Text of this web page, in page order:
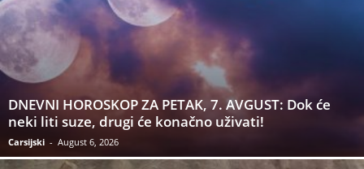
DNEVNI HOROSKOP ZA PETAK, 7. AVGUST: Dok će
neki liti suze, drugi će konačno uživati!
Carsijski - August 6, 2026